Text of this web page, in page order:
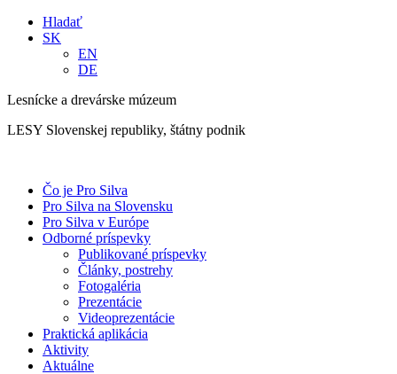
Hladať
SK
EN
DE
Lesnícke a drevárske múzeum
LESY Slovenskej republiky, štátny podnik
Čo je Pro Silva
Pro Silva na Slovensku
Pro Silva v Európe
Odborné príspevky
Publikované príspevky
Články, postrehy
Fotogaléria
Prezentácie
Videoprezentácie
Praktická aplikácia
Aktivity
Aktuálne